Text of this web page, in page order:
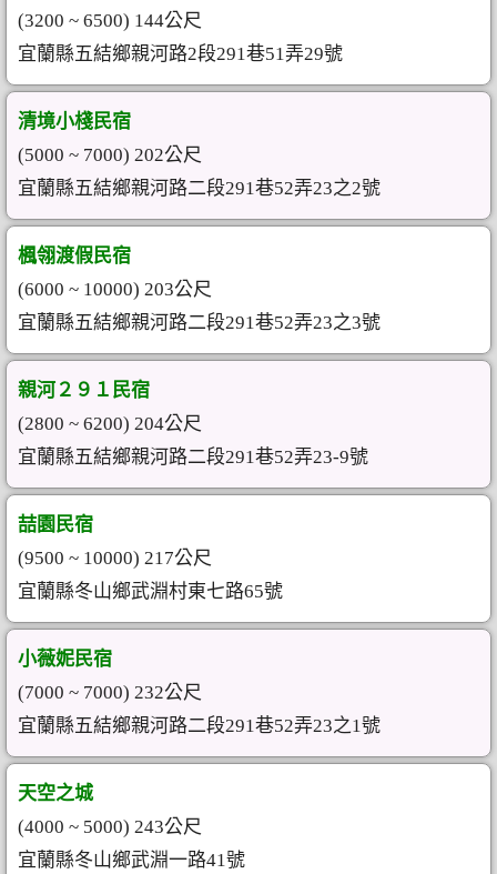
(3200 ~ 6500) 144公尺
宜蘭縣五結鄉親河路2段291巷51弄29號
清境小棧民宿
(5000 ~ 7000) 202公尺
宜蘭縣五結鄉親河路二段291巷52弄23之2號
楓翎渡假民宿
(6000 ~ 10000) 203公尺
宜蘭縣五結鄉親河路二段291巷52弄23之3號
親河２９１民宿
(2800 ~ 6200) 204公尺
宜蘭縣五結鄉親河路二段291巷52弄23-9號
喆園民宿
(9500 ~ 10000) 217公尺
宜蘭縣冬山鄉武淵村東七路65號
小薇妮民宿
(7000 ~ 7000) 232公尺
宜蘭縣五結鄉親河路二段291巷52弄23之1號
天空之城
(4000 ~ 5000) 243公尺
宜蘭縣冬山鄉武淵一路41號